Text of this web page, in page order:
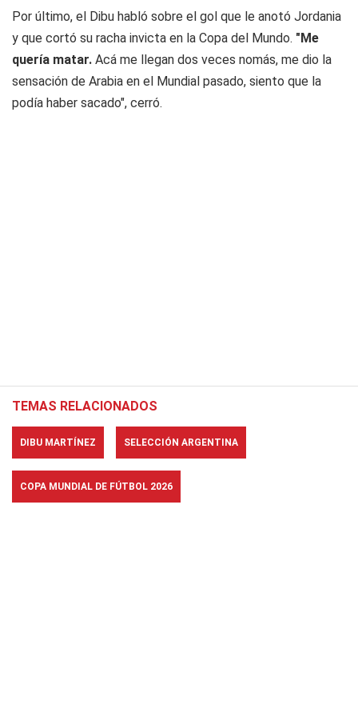
Por último, el Dibu habló sobre el gol que le anotó Jordania
y que cortó su racha invicta en la Copa del Mundo. "Me
quería matar. Acá me llegan dos veces nomás, me dio la
sensación de Arabia en el Mundial pasado, siento que la
podía haber sacado", cerró.
TEMAS RELACIONADOS
DIBU MARTÍNEZ SELECCIÓN ARGENTINA
COPA MUNDIAL DE FÚTBOL 2026